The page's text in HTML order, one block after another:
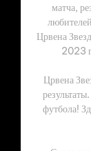
матча,
Црвена
2023
Црвена
футбола!